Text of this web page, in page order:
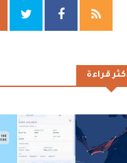
قراءة